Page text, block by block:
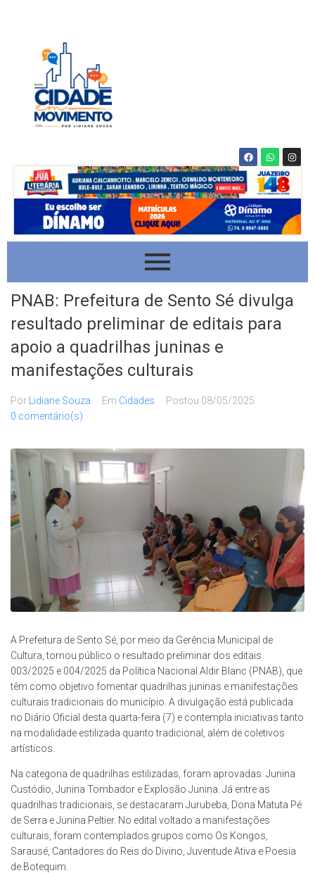
PNAB: Prefeitura de Sento Sé divulga
resultado preliminar de editais para
apoio a quadrilhas juninas e
manifestações culturais
Por Lidiane Souza Em Cidades Postou 08/05/2025
0 comentário(s)
A Prefeitura de Sento Sé, por meio da Gerência Municipal de
Cultura, tornou público o resultado preliminar dos editais
003/2025 e 004/2025 da Política Nacional Aldir Blanc (PNAB), que
têm como objetivo fomentar quadrilhas juninas e manifestações
culturais tradicionais do município. A divulgação está publicada
no Diário Oficial desta quarta-feira (7) e contempla iniciativas tanto
na modalidade estilizada quanto tradicional, além de coletivos
artísticos.
Na categoria de quadrilhas estilizadas, foram aprovadas: Junina
Custódio, Junina Tombador e Explosão Junina. Já entre as
quadrilhas tradicionais, se destacaram Jurubeba, Dona Matuta Pé
de Serra e Junina Peltier. No edital voltado a manifestações
culturais, foram contemplados grupos como Os Kongos,
Sarausé, Cantadores do Reis do Divino, Juventude Ativa e Poesia
de Botequim.